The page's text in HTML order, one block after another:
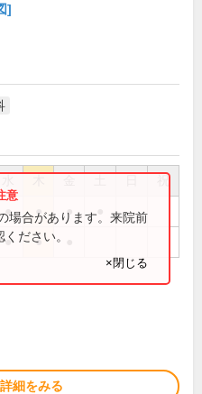
]
祝
● ● ●
● ●
場合があります。来院前
ださい。
×閉じる
細をみる